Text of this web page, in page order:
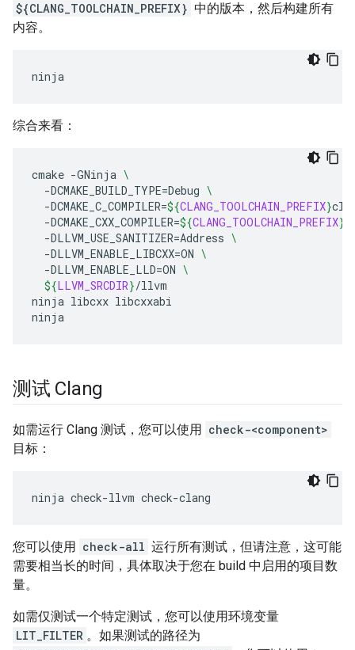
${CLANG_TOOLCHAIN_PREFIX} 中的版本，然后构建所有
内容。
综合来看：
cmake -GNinja \
-DCMAKE_BUILD_TYPE=Debug \
-DCMAKE_C_COMPILER=${CLANG_TOOLCHAIN_PREFIX}
-DCMAKE_CXX_COMPILER=${CLANG_TOOLCHAIN_PREFIX}
-DLLVM_USE_SANITIZER=Address \
-DLLVM_ENABLE_LIBCXX=ON \
-DLLVM_ENABLE_LLD=ON \
${LLVM_SRCDIR}/llvm
ninja libcxx libcxxabi
测试 Clang
如需运行 Clang 测试，您可以使用 check-<component>
目标：
ninja check-llvm
您可以使用 check-all 运行所有测试，但请注意，这可能
需要相当长的时间，具体取决于您在 build 中启用的项目数
量。
如需仅测试一个特定测试，您可以使用环境变量
LIT_FILTER 。如果测试的路径为